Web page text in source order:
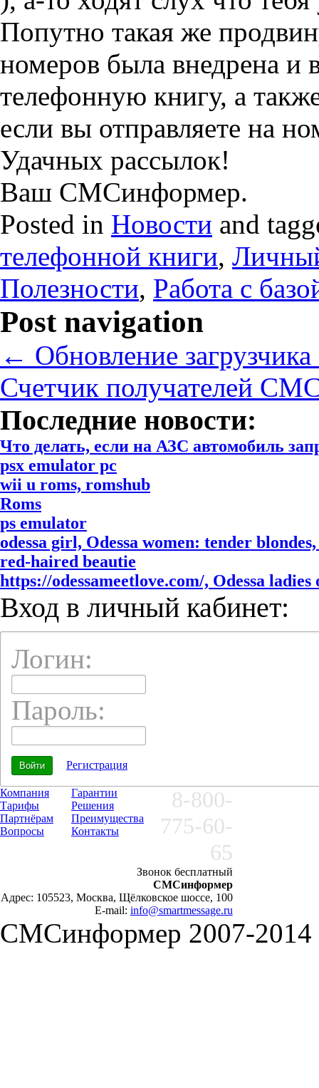
Попутно такая же
номеров была внедрена и
телефонную книгу, а
если вы отправляете на
Удачных рассылок!
Ваш СМСинформер.
Posted in Новости and
телефонной книги,
Полезности, Работа с
Post navigation
← Обновление
Счетчик получателей
Последние новости:
Что делать, если на АЗС автомобиль
psx emulator pc
wii u roms, romshub
Roms
ps emulator
odessa girl, Odessa women: tender
red-haired beautie
https://odessameetlove.com/, Odessa
Вход в личный кабинет:
Логин:
Пароль:
Регистрация
Компания
Тарифы
Партнёрам
Вопросы
Гарантии
Решения
Преимущества
Контакты
8-800-
775-60-
65
Звонок бесплатный
СМСинформер
Адрес: 105523, Москва, Щёлковское шоссе, 100
E-mail: info@smartmessage.ru
СМСинформер 2007-2014